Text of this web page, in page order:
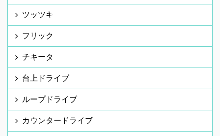
ツッツキ
フリック
チキータ
台上ドライブ
ループドライブ
カウンタードライブ